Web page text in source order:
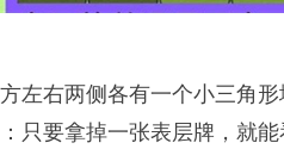
左右两侧各有一个小三角
只要拿掉一张表层牌，就